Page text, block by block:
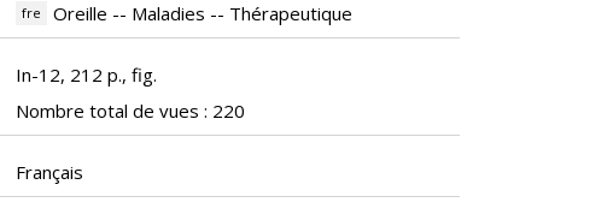
fre Oreille -- Maladies -- Thérapeutique
In-12, 212 p., fig.
Nombre total de vues : 220
Français